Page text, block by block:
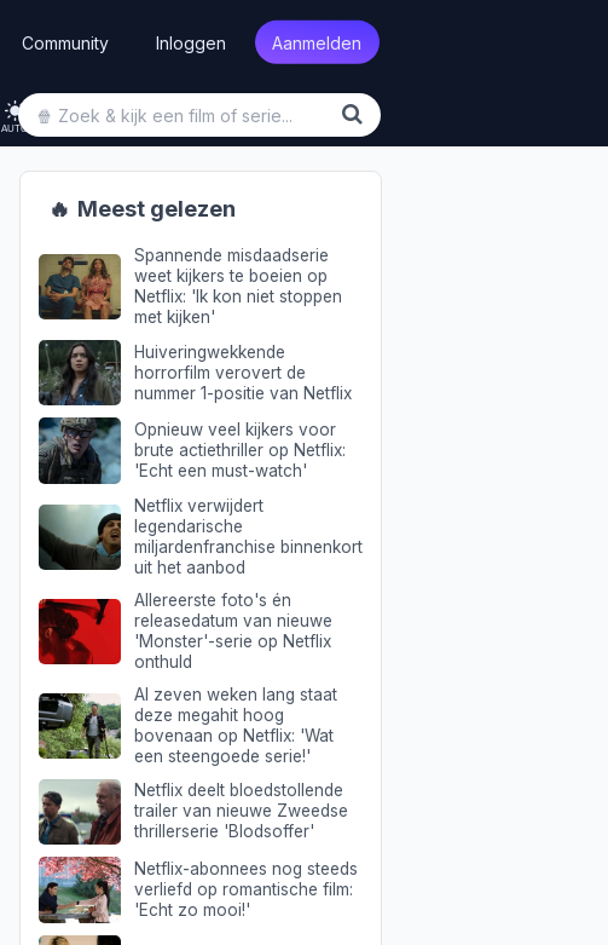
Community Inloggen Aanmelden
AUTO
🔥 Meest gelezen
Spannende misdaadserie
weet kijkers te boeien op
Netflix: 'Ik kon niet stoppen
met kijken'
Huiveringwekkende
horrorfilm verovert de
nummer 1-positie van Netflix
Opnieuw veel kijkers voor
brute actiethriller op Netflix:
'Echt een must-watch'
Netflix verwijdert
legendarische
miljardenfranchise binnenkort
uit het aanbod
Allereerste foto's én
releasedatum van nieuwe
'Monster'-serie op Netflix
onthuld
Al zeven weken lang staat
deze megahit hoog
bovenaan op Netflix: 'Wat
een steengoede serie!'
Netflix deelt bloedstollende
trailer van nieuwe Zweedse
thrillerserie 'Blodsoffer'
Netflix-abonnees nog steeds
verliefd op romantische film:
'Echt zo mooi!'